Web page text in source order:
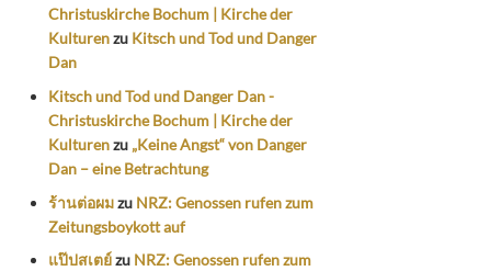
Christuskirche Bochum | Kirche der
Kulturenzu Kitsch und Tod und Danger
Dan
Kitsch und Tod und Danger Dan -
Christuskirche Bochum | Kirche der
Kulturenzu „Keine Angst“ von Danger
Dan – eine Betrachtung
ร้านต่อผมzu NRZ: Genossen rufen zum
Zeitungsboykott auf
แป๊ปสเตย์zu NRZ: Genossen rufen zum